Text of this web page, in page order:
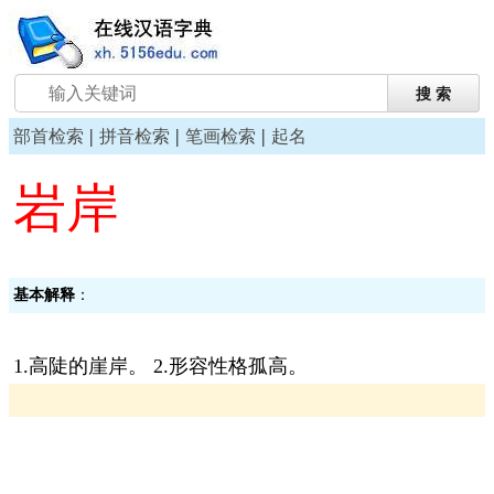
部首检索 | 拼音检索 | 笔画检索 | 起名
岩岸
基本解释 ：
1.高陡的崖岸。 2.形容性格孤高。